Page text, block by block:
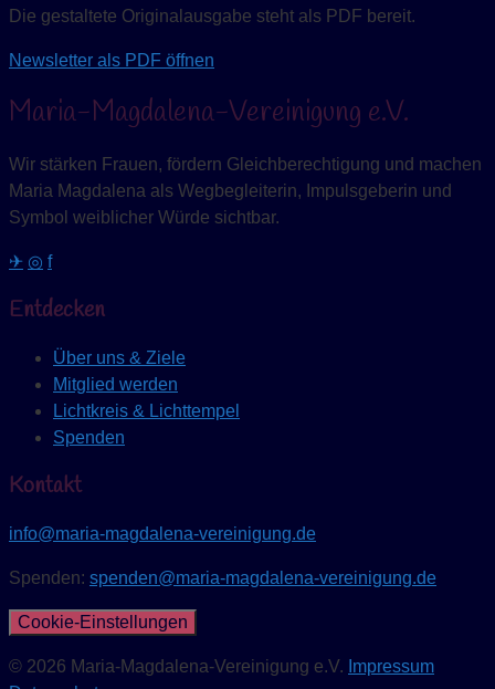
Die gestaltete Originalausgabe steht als PDF bereit.
Newsletter als PDF öffnen
Maria-Magdalena-Vereinigung e.V.
Wir stärken Frauen, fördern Gleichberechtigung und machen
Maria Magdalena als Wegbegleiterin, Impulsgeberin und
Symbol weiblicher Würde sichtbar.
✈ ◎ f
Entdecken
Über uns & Ziele
Mitglied werden
Lichtkreis & Lichttempel
Spenden
Kontakt
info@maria-magdalena-vereinigung.de
Spenden: spenden@maria-magdalena-vereinigung.de
Cookie-Einstellungen
© 2026 Maria-Magdalena-Vereinigung e.V. Impressum